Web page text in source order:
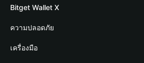
Blog
Academy
ข่าวสารด้านคริปโต
Crypto Card
Stablecoin Earn
Payfi Crypto
Bitget Wallet X
นักพัฒนา
เชื่อมต่อ Wallet
ความปลอดภัย
Protection Fund
เครื่องมือ